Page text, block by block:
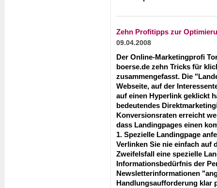
Zehn Profitipps zur
09.04.2008
Der Online-Marketingprofi
boerse.de zehn Tricks für
zusammengefasst. Die
Webseite, auf der
auf einen Hyperlink geklickt
bedeutendes
Konversionsraten erreicht
dass Landingpages einen
1. Spezielle Landingpage
Verlinken Sie nie einfach auf
Zweifelsfall eine spezielle
Informationsbedürfnis der
Newsletterinformationen
Handlungsaufforderung klar